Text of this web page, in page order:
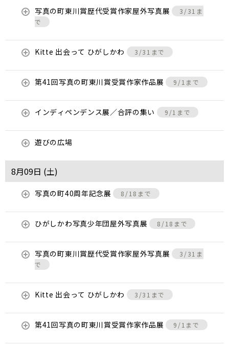
写真の町東川賞歴代受賞作家屋外写真展
3/31ま
で
Kitte 出会って ひがしかわ 3/31まで
第41回写真の町東川賞受賞作家作品展 9/1まで
インディペンデンス展／合評の集い 9/1まで
遊びの広場
8月09日 (土)
写真の町40周年記念展 8/18まで
ひがしかわ写真少年団屋外写真展 8/18まで
写真の町東川賞歴代受賞作家屋外写真展
3/31ま
で
Kitte 出会って ひがしかわ 3/31まで
第41回写真の町東川賞受賞作家作品展 9/1まで